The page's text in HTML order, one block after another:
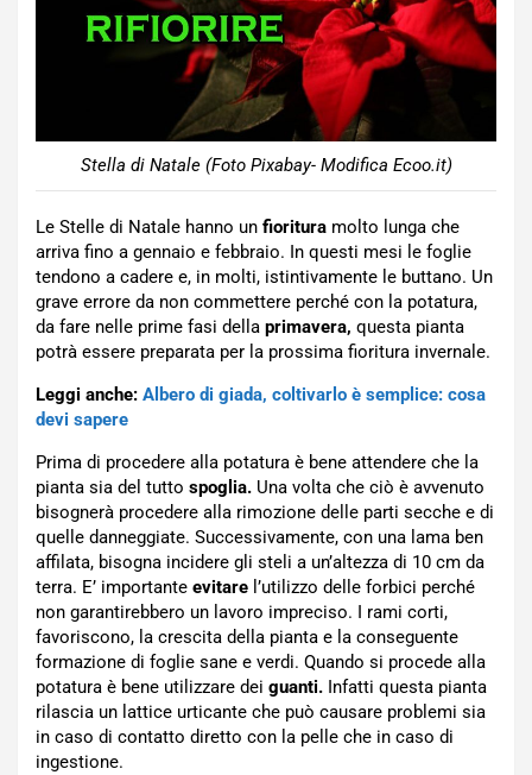
Stella di Natale (Foto Pixabay- Modifica Ecoo.it)
Le Stelle di Natale hanno un fioritura molto lunga che
arriva fino a gennaio e febbraio. In questi mesi le foglie
tendono a cadere e, in molti, istintivamente le buttano. Un
grave errore da non commettere perché con la potatura,
da fare nelle prime fasi della primavera, questa pianta
potrà essere preparata per la prossima fioritura invernale.
Leggi anche: Albero di giada, coltivarlo è semplice: cosa
devi sapere
Prima di procedere alla potatura è bene attendere che la
pianta sia del tutto spoglia. Una volta che ciò è avvenuto
bisognerà procedere alla rimozione delle parti secche e di
quelle danneggiate. Successivamente, con una lama ben
affilata, bisogna incidere gli steli a un’altezza di 10 cm da
terra. E’ importante evitare l’utilizzo delle forbici perché
non garantirebbero un lavoro impreciso. I rami corti,
favoriscono, la crescita della pianta e la conseguente
formazione di foglie sane e verdi. Quando si procede alla
potatura è bene utilizzare dei guanti. Infatti questa pianta
rilascia un lattice urticante che può causare problemi sia
in caso di contatto diretto con la pelle che in caso di
ingestione.